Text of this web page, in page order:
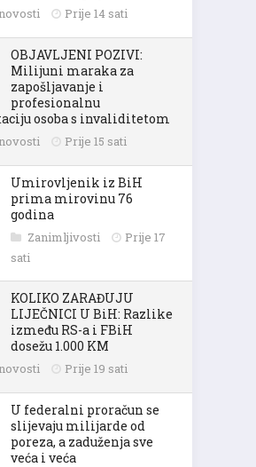
Prije 14 sati
OBJAVLJENI POZIVI:
Milijuni maraka za
zapošljavanje i
profesionalnu
osoba s invaliditetom
Prije 15 sati
Umirovljenik iz BiH
prima mirovinu 76
godina
Zanimljivosti
Prije 17
sati
KOLIKO ZARAĐUJU
LIJEČNICI U BiH: Razlike
između RS-a i FBiH
dosežu 1.000 KM
Prije 19 sati
U federalni proračun se
slijevaju milijarde od
poreza, a zaduženja sve
veća i veća